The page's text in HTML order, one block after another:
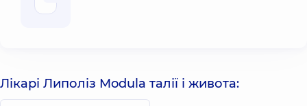
Лікарі Липоліз Modula талії і живота: